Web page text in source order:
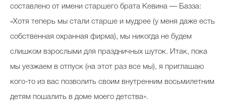
составлено от имени старшего брата Кевина — Базза:
«Хотя теперь мы стали старше и мудрее (у меня даже есть
собственная охранная фирма), мы никогда не будем
слишком взрослыми для праздничных шуток. Итак, пока
мы уезжаем в отпуск (на этот раз все мы), я приглашаю
кого-то из вас позволить своим внутренним восьмилетним
детям пошалить в доме моего детства».